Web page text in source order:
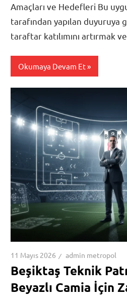
Amaçları ve Hedefleri Bu
tarafından yapılan duyuruya
taraftar katılımını artırmak
Okumaya Devam Et
11 Mayıs 2026 admin metropol
Beşiktaş Teknik
Beyazlı Camia İçin